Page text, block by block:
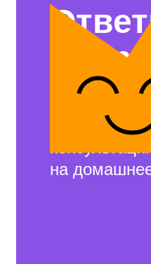
и проведём
на